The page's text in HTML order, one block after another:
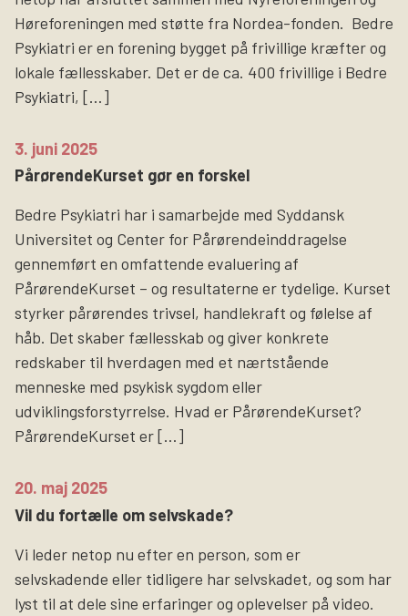
Høreforeningen med støtte fra Nordea-fonden. Bedre
Psykiatri er en forening bygget på frivillige kræfter og
lokale fællesskaber. Det er de ca. 400 frivillige i Bedre
Psykiatri, […]
3. juni 2025
PårørendeKurset gør en forskel
Bedre Psykiatri har i samarbejde med Syddansk
Universitet og Center for Pårørendeinddragelse
gennemført en omfattende evaluering af
PårørendeKurset – og resultaterne er tydelige. Kurset
styrker pårørendes trivsel, handlekraft og følelse af
håb. Det skaber fællesskab og giver konkrete
redskaber til hverdagen med et nærtstående
menneske med psykisk sygdom eller
udviklingsforstyrrelse. Hvad er PårørendeKurset?
PårørendeKurset er […]
20. maj 2025
Vil du fortælle om selvskade?
Vi leder netop nu efter en person, som er
selvskadende eller tidligere har selvskadet, og som har
lyst til at dele sine erfaringer og oplevelser på video.